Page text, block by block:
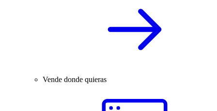
Vende donde quieras